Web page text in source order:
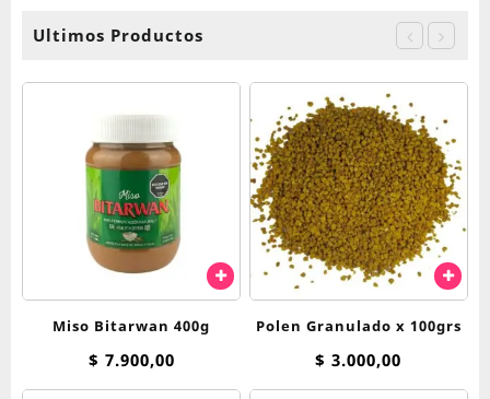
Ultimos Productos
Miso Bitarwan 400g
$ 7.900,00
Polen Granulado x 100grs
$ 3.000,00